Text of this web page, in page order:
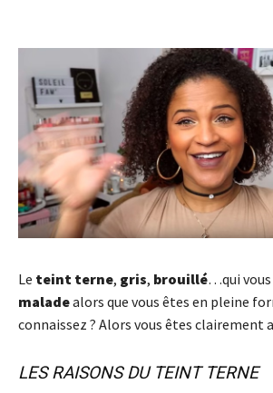
Le teint terne, gris, brouillé…qui
maladealors que vous êtes en pleine
connaissez ? Alors vous êtes clairement
LES RAISONS DU TEINT TERNE